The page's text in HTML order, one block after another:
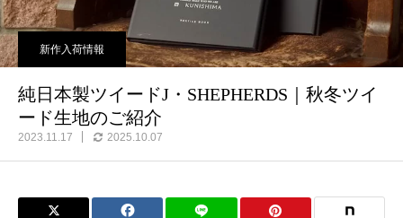
新作入荷情報
純日本製ツイードJ・SHEPHERDS｜秋冬ツイ
ード生地のご紹介
2023.11.17 2025.10.07